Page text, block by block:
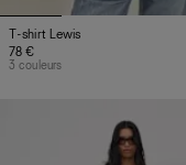
T-shirt Lewis
78 €
3 couleurs